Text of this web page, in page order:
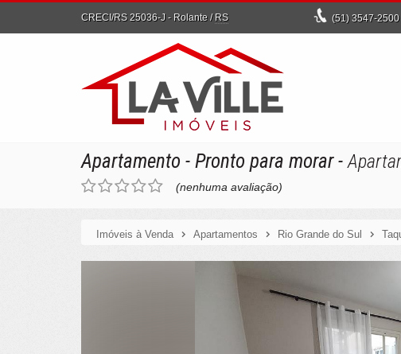
CRECI/RS 25036-J - Rolante / RS (51) 3547-2500
Apartamento - Pronto para morar-
(nenhuma avaliação)
Imóveis à Venda Apartamentos Rio Grande do Sul